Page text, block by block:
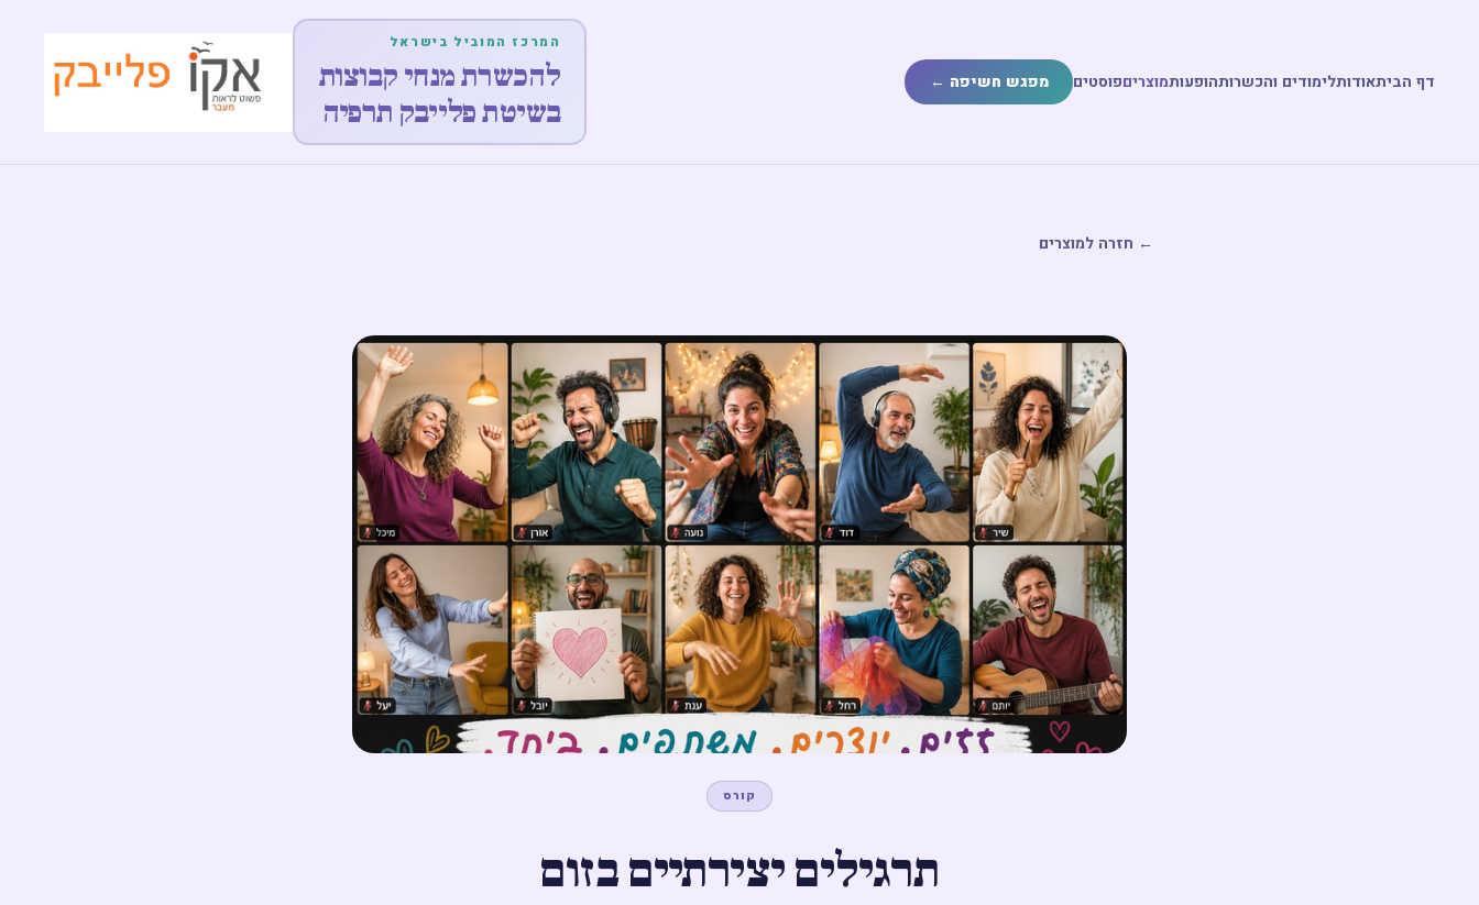
דף הביתאודותלימודים והכשרותהופעותמוצריםפוסטים מפגש חשיפה ←
המרכז המוביל בישראל
להכשרת מנחי קבוצות
בשיטת פלייבק תרפיה
← חזרה למוצרים
קורס
תרגילים יצירתיים בזום